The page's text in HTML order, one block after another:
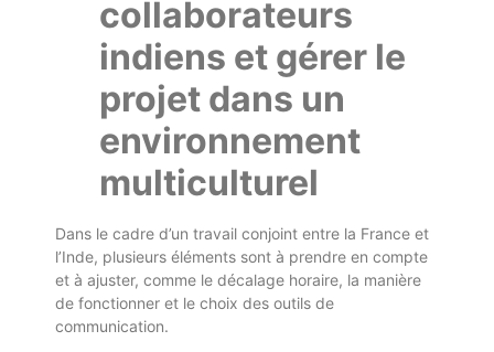
collaborateurs
indiens et gérer le
projet dans un
environnement
multiculturel
Dans le cadre d’un travail conjoint entre la France et
l’Inde, plusieurs éléments sont à prendre en compte
et à ajuster, comme le décalage horaire, la manière
de fonctionner et le choix des outils de
communication.